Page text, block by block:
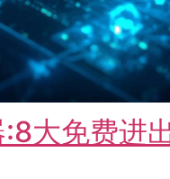
大免费进